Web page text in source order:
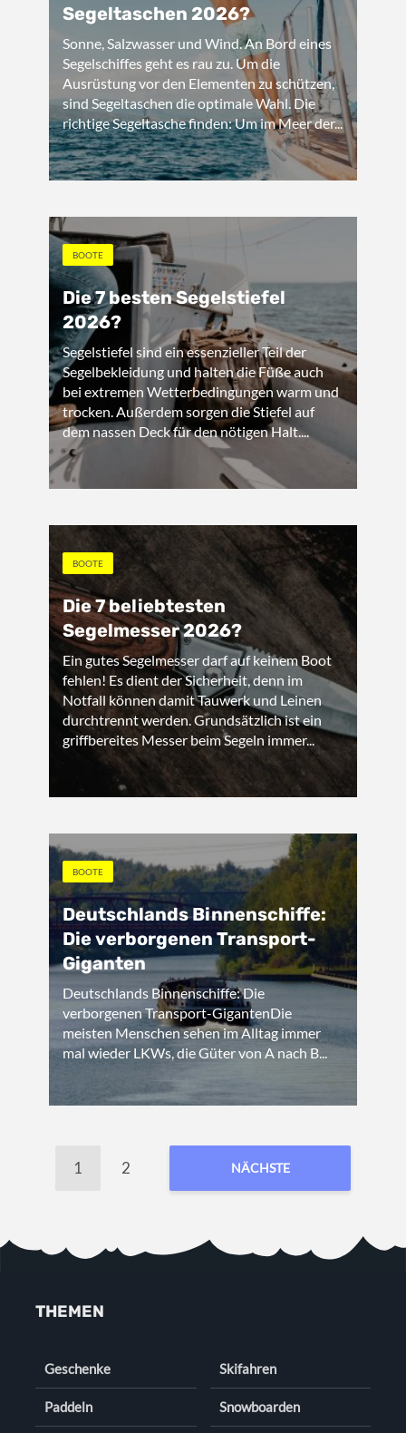
Segeltaschen 2026?
Sonne, Salzwasser und Wind. An Bord eines
Segelschiffes geht es rau zu. Um die
Ausrüstung vor den Elementen zu schützen,
sind Segeltaschen die optimale Wahl. Die
richtige Segeltasche finden: Um im Meer der...
BOOTE
Die 7 besten Segelstiefel
2026?
Segelstiefel sind ein essenzieller Teil der
Segelbekleidung und halten die Füße auch
bei extremen Wetterbedingungen warm und
trocken. Außerdem sorgen die Stiefel auf
dem nassen Deck für den nötigen Halt....
BOOTE
Die 7 beliebtesten
Segelmesser 2026?
Ein gutes Segelmesser darf auf keinem Boot
fehlen! Es dient der Sicherheit, denn im
Notfall können damit Tauwerk und Leinen
durchtrennt werden. Grundsätzlich ist ein
griffbereites Messer beim Segeln immer...
BOOTE
Deutschlands Binnenschiffe:
Die verborgenen Transport-
Giganten
Deutschlands Binnenschiffe: Die
verborgenen Transport-GigantenDie
meisten Menschen sehen im Alltag immer
mal wieder LKWs, die Güter von A nach B...
1 2 NÄCHSTE
THEMEN
Geschenke
Paddeln
Skifahren
Snowboarden